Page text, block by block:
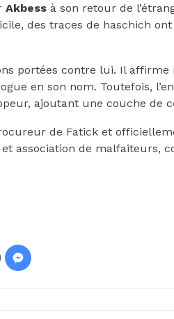
Akbess à son retour de
des traces de haschich
portées contre lui. Il affirme
en son nom. Toutefois,
ajoutant une couche de
de Fatick et
association de malfaiteurs,